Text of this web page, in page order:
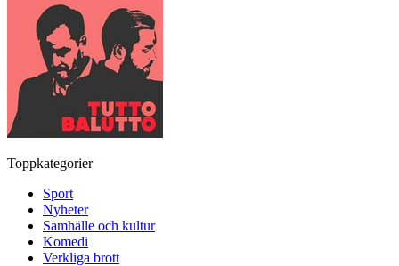
Toppkategorier
Sport
Nyheter
Samhälle och kultur
Komedi
Verkliga brott